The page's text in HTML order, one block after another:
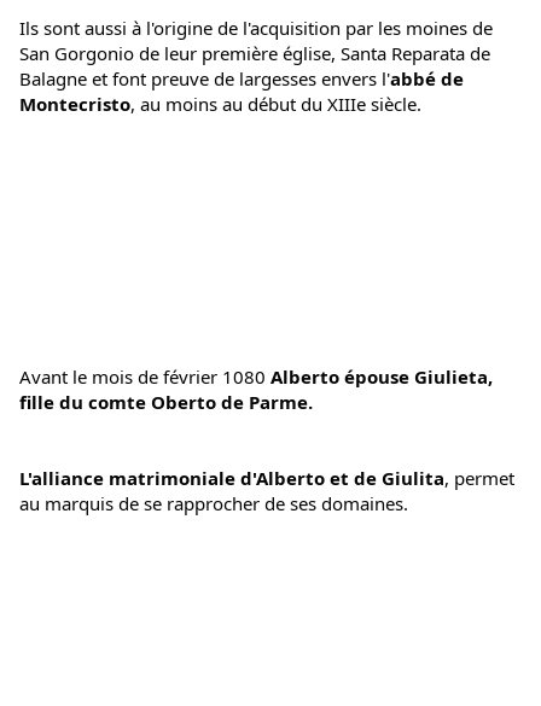
Ils sont aussi à l'origine de l'acquisition par les moines de
San Gorgonio de leur première église, Santa Reparata de
Balagne et font preuve de largesses envers l'abbé de
Montecristo, au moins au début du XIIIe siècle.
Avant le mois de février 1080 Alberto épouse Giulieta,
fille du comte Oberto de Parme.
L'alliance matrimoniale d'Alberto et de Giulita, permet
au marquis de se rapprocher de ses domaines.